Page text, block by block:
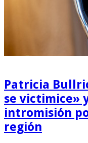
Patricia
se victimice»
intromisión
región